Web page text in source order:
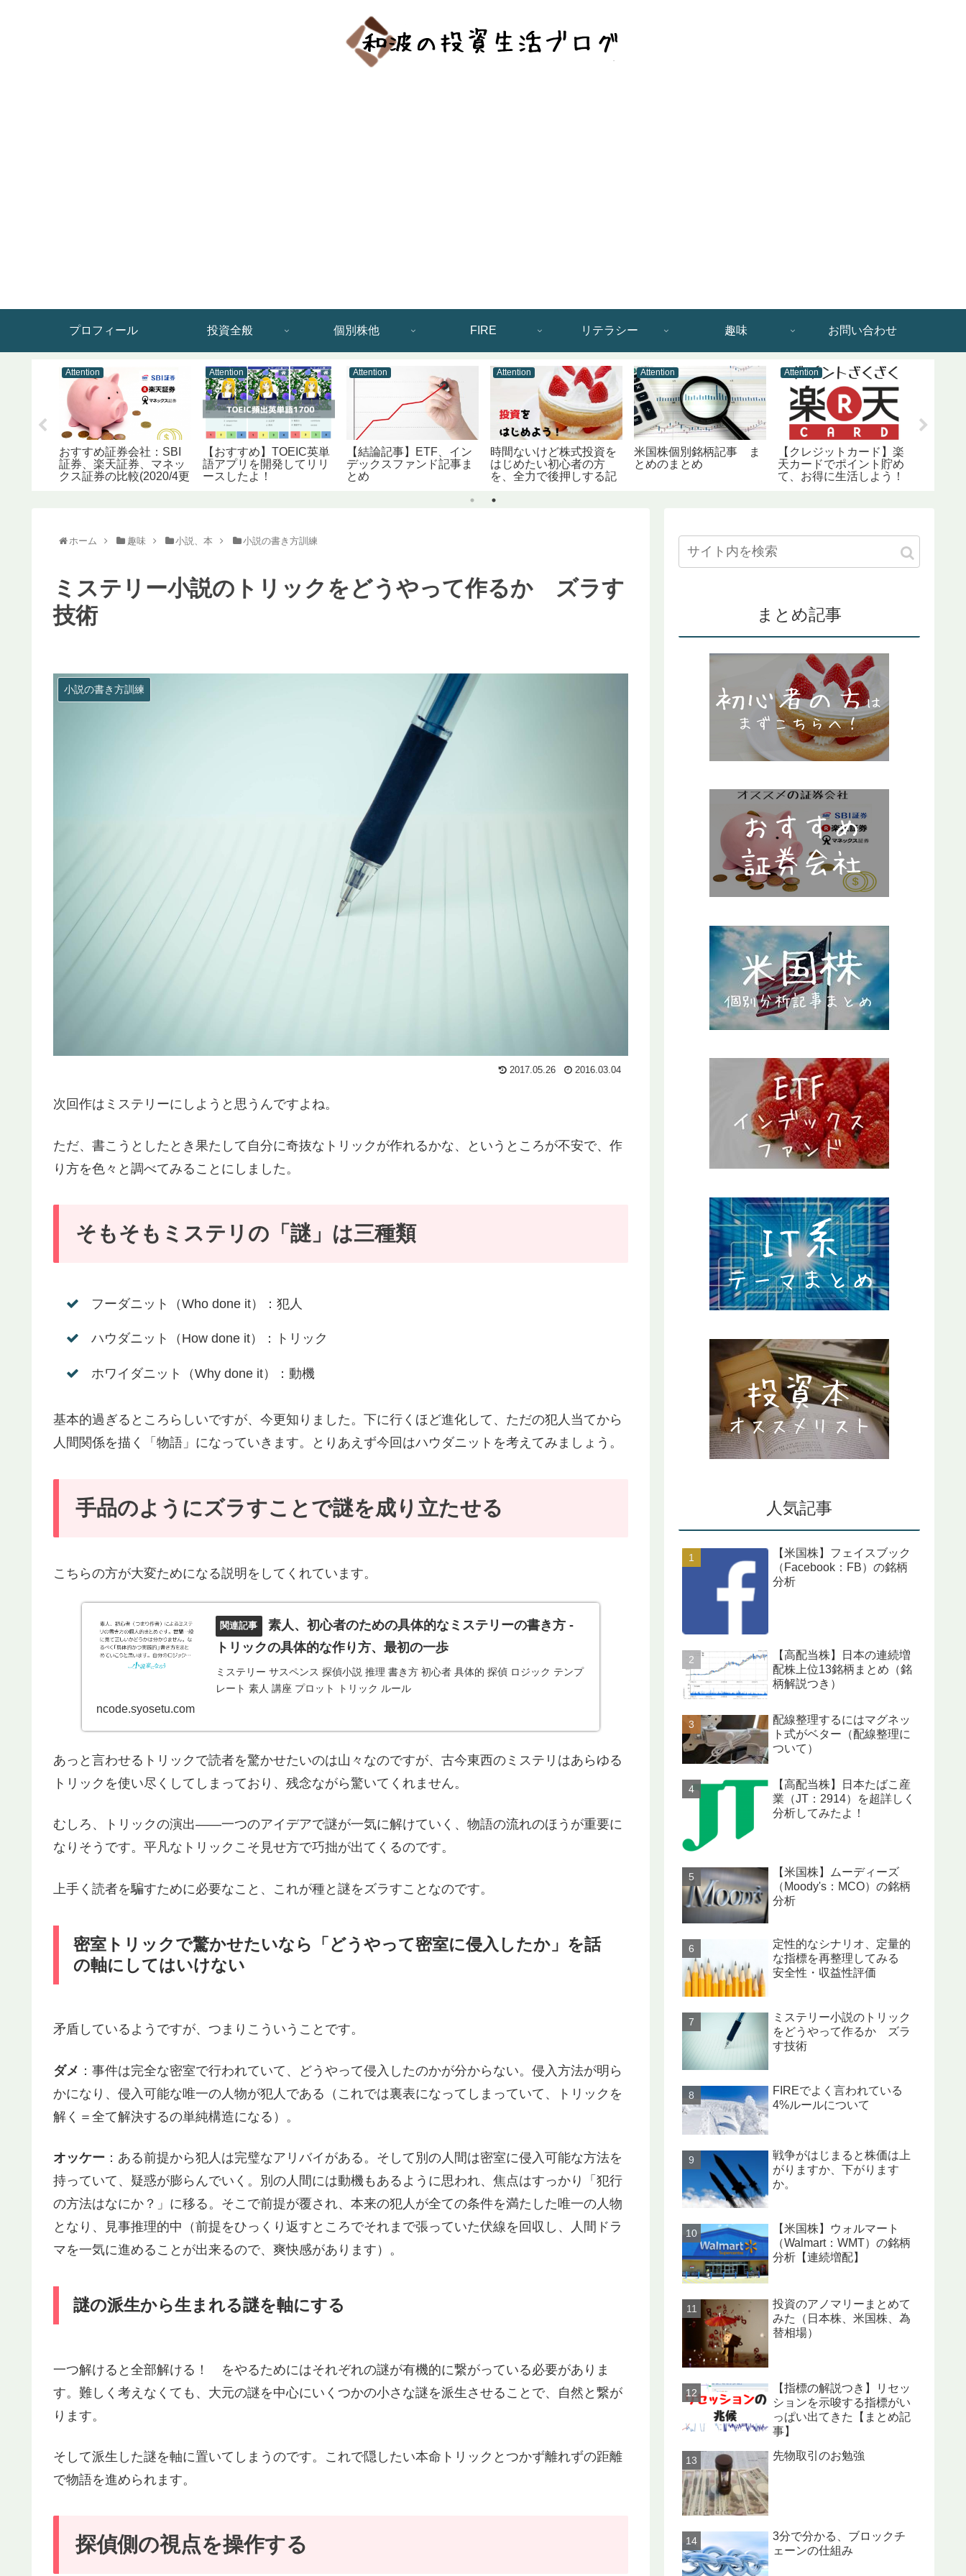
プロフィール 投資全般 個別株他 FIRE リテラシー 趣味 お問い合わせ
Attention
おすすめ証券会社：SBI
証券、楽天証券、マネッ
クス証券の比較(2020/4更
Attention
【おすすめ】TOEIC英単
語アプリを開発してリリ
ースしたよ！
Attention
【結論記事】ETF、イン
デックスファンド記事ま
とめ
Attention
時間ないけど株式投資を
はじめたい初心者の方
を、全力で後押しする記
Attention
米国株個別銘柄記事 ま
とめのまとめ
Attention
【クレジットカード】楽
天カードでポイント貯め
て、お得に生活しよう！
ホーム 趣味 小説、本 小説の書き方訓練
ミステリー小説のトリックをどうやって作るか ズラす
技術
小説の書き方訓練
2017.05.26 2016.03.04
次回作はミステリーにしようと思うんですよね。
ただ、書こうとしたとき果たして自分に奇抜なトリックが作れるかな、というところが不安で、作
り方を色々と調べてみることにしました。
そもそもミステリの「謎」は三種類
フーダニット（Who done it）：犯人
ハウダニット（How done it）：トリック
ホワイダニット（Why done it）：動機
基本的過ぎるところらしいですが、今更知りました。下に行くほど進化して、ただの犯人当てから
人間関係を描く「物語」になっていきます。とりあえず今回はハウダニットを考えてみましょう。
手品のようにズラすことで謎を成り立たせる
こちらの方が大変ためになる説明をしてくれています。
素人、初心者のための具体的なミステリーの書き方 -
トリックの具体的な作り方、最初の一歩
ミステリー サスペンス 探偵小説 推理 書き方 初心者 具体的 探偵 ロジック テンプ
レート 素人 講座 プロット トリック ルール
ncode.syosetu.com
あっと言わせるトリックで読者を驚かせたいのは山々なのですが、古今東西のミステリはあらゆる
トリックを使い尽くしてしまっており、残念ながら驚いてくれません。
むしろ、トリックの演出――一つのアイデアで謎が一気に解けていく、物語の流れのほうが重要に
なりそうです。平凡なトリックこそ見せ方で巧拙が出てくるのです。
上手く読者を騙すために必要なこと、これが種と謎をズラすことなのです。
密室トリックで驚かせたいなら「どうやって密室に侵入したか」を話
の軸にしてはいけない
矛盾しているようですが、つまりこういうことです。
ダメ ：事件は完全な密室で行われていて、どうやって侵入したのかが分からない。侵入方法が明ら
かになり、侵入可能な唯一の人物が犯人である（これでは裏表になってしまっていて、トリックを
解く＝全て解決するの単純構造になる）。
オッケー ：ある前提から犯人は完璧なアリバイがある。そして別の人間は密室に侵入可能な方法を
持っていて、疑惑が膨らんでいく。別の人間には動機もあるように思われ、焦点はすっかり「犯行
の方法はなにか？」に移る。そこで前提が覆され、本来の犯人が全ての条件を満たした唯一の人物
となり、見事推理的中（前提をひっくり返すところでそれまで張っていた伏線を回収し、人間ドラ
マを一気に進めることが出来るので、爽快感があります）。
謎の派生から生まれる謎を軸にする
一つ解けると全部解ける！ をやるためにはそれぞれの謎が有機的に繋がっている必要がありま
す。難しく考えなくても、大元の謎を中心にいくつかの小さな謎を派生させることで、自然と繋が
ります。
そして派生した謎を軸に置いてしまうのです。これで隠したい本命トリックとつかず離れずの距離
で物語を進められます。
探偵側の視点を操作する
まとめ記事
人気記事
【米国株】フェイスブック
（Facebook：FB）の銘柄
分析
【高配当株】日本の連続増
配株上位13銘柄まとめ（銘
柄解説つき）
配線整理するにはマグネッ
ト式がベター（配線整理に
ついて）
【高配当株】日本たばこ産
業（JT：2914）を超詳しく
分析してみたよ！
【米国株】ムーディーズ
（Moody's：MCO）の銘柄
分析
定性的なシナリオ、定量的
な指標を再整理してみる
安全性・収益性評価
ミステリー小説のトリック
をどうやって作るか ズラ
す技術
FIREでよく言われている
4%ルールについて
戦争がはじまると株価は上
がりますか、下がります
か。
【米国株】ウォルマート
（Walmart：WMT）の銘柄
分析【連続増配】
投資のアノマリーまとめて
みた（日本株、米国株、為
替相場）
【指標の解説つき】リセッ
ションを示唆する指標がい
っぱい出てきた【まとめ記
事】
先物取引のお勉強
3分で分かる、ブロックチ
ェーンの仕組み